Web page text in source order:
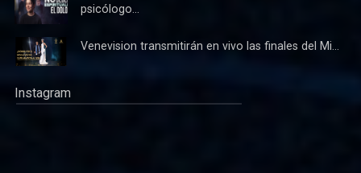
psicólogo...
Venevision transmitirán en vivo las finales del Mi...
Instagram